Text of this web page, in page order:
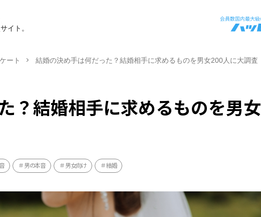
イト。
ート 結婚の決め手は何だった？結婚相手に求めるものを男女200人に大調査
？結婚相手に求めるものを男女
男の本音 男女向け 結婚